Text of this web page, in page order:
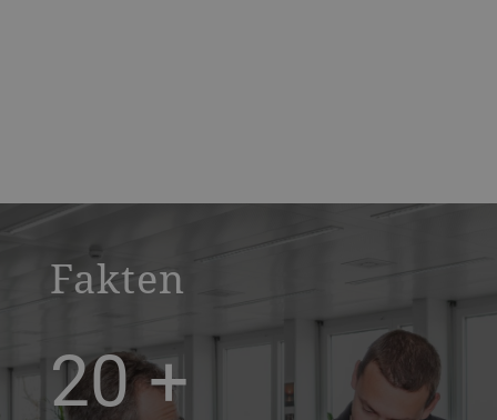
a decorative background image
Fakten
20+